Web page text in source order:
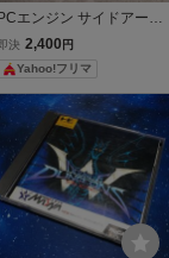
エンジン サイドアーム
ペシャル CD-ROM2 SY
STEM CAPCOM
即決 2,400 円
Yahoo!フリマ